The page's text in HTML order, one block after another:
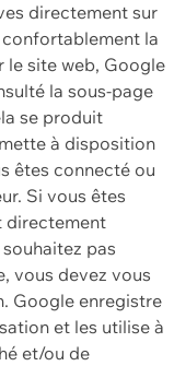
directement sur
la
site web, Google
la sous-page
se produit
à disposition
êtes connecté ou
Si vous êtes
directement
pas
vous devez vous
Google enregistre
et les utilise à
et/ou de